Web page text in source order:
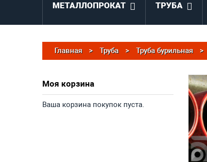
МЕТАЛЛОПРОКАТ
ТРУБА
Главная > Труба > Труба бурильная >
Моя корзина
Ваша корзина покупок пуста.